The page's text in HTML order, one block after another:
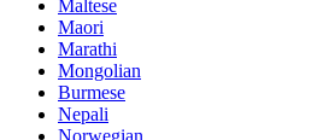
Maltese
Maori
Marathi
Mongolian
Burmese
Nepali
Norwegian